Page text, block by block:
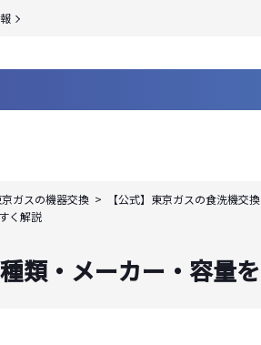
京ガスの機器交換
【公式】東京ガスの食洗機交
く解説
類・メーカー・容量